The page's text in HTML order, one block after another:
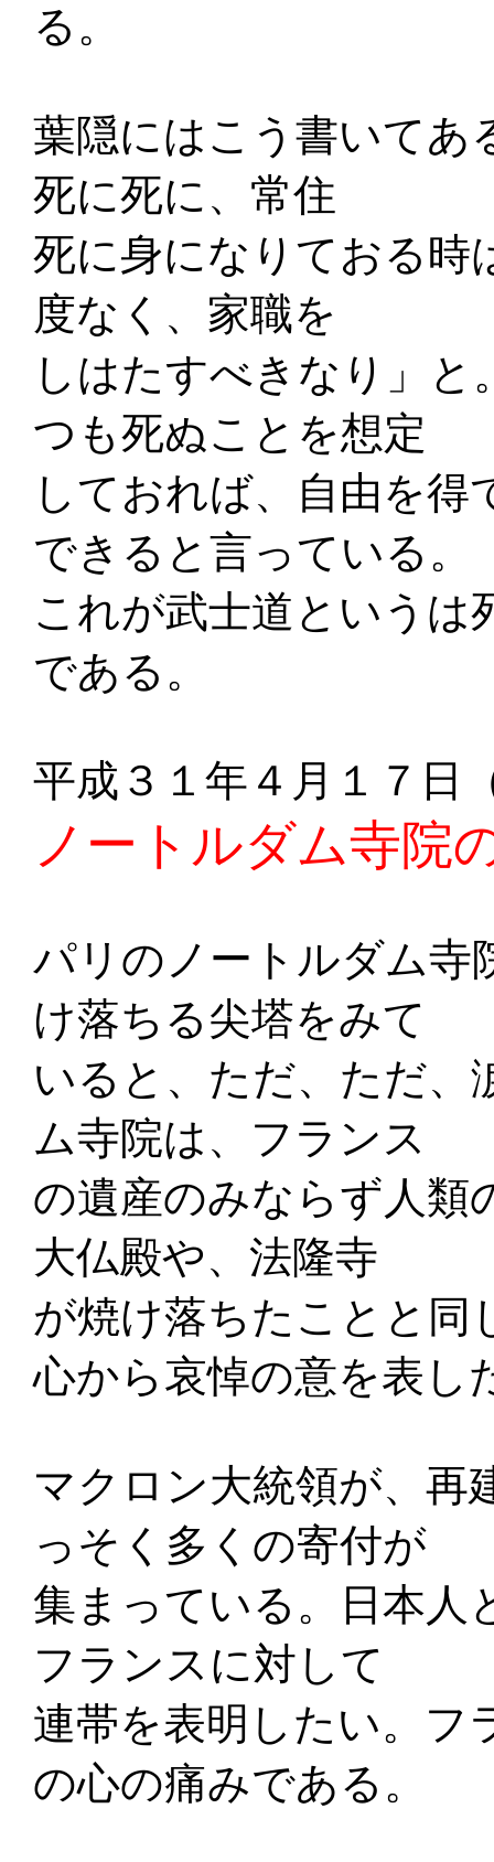
る。
葉隠にはこう書いてあ
死に死に、常住
死に身になりておる時
度なく、家職を
しはたすべきなり」
つも死ぬことを想定
しておれば、自由を得
できると言っている。
これが武士道というは
である。
平成３１年４月１７日
ノートルダム寺院
パリのノートルダム寺
け落ちる尖塔をみて
いると、ただ、ただ、
ム寺院は、フランス
の遺産のみならず人類
大仏殿や、法隆寺
が焼け落ちたことと同
心から哀悼の意を表し
マクロン大統領が、再
っそく多くの寄付が
集まっている。日本人
フランスに対して
連帯を表明したい。フ
の心の痛みである。